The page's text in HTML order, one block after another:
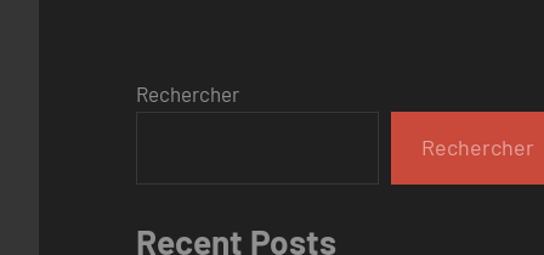
Rechercher
Rechercher
Recent Posts